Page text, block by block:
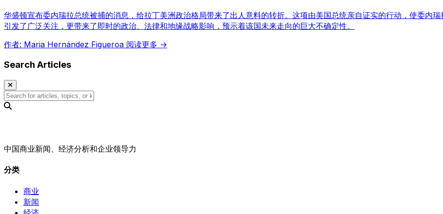
华盛顿宣布委内瑞拉总统被捕的消息，给拉丁美洲政治格局带来了出人意料的转折。这项由美国总统亲自证实的行动，使委
引发了广泛关注，更带来了即时的政治、法律和地缘战略影响，预示着该国未来走向的巨大不确定性。
作者: Maria Hernández Figueroa 阅读更多 →
Search Articles
中国商业新闻、经济分析和企业领导力
分类
商业
新闻